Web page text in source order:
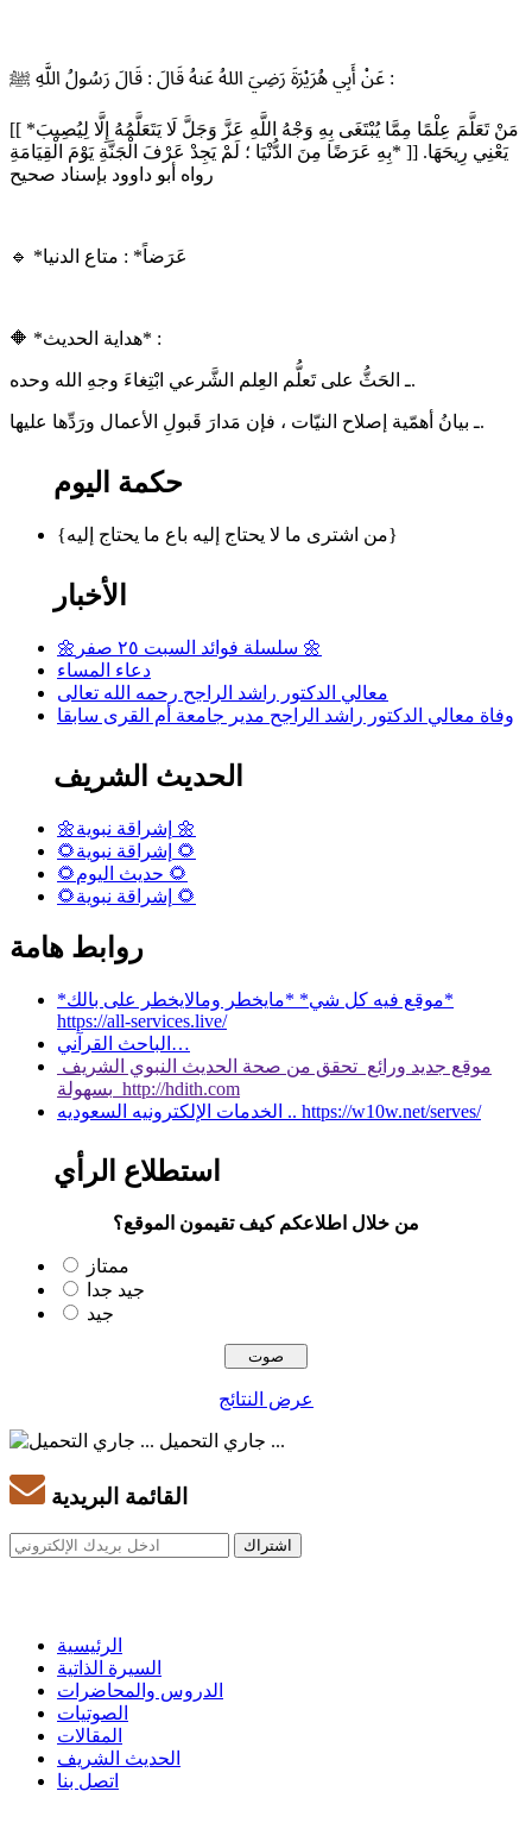
عَنْ أَبِي هُرَيْرَةَ رَضِيَ اللهُ عَنهُ قَالَ : قَالَ رَسُولُ اللَّهِ ﷺ :
[[ *مَنْ تَعَلَّمَ عِلْمًا مِمَّا يُبْتَغَى بِهِ وَجْهُ اللَّهِ عَزَّ وَجَلَّ لَا يَتَعَلَّمُهُ إِلَّا لِيُصِيبَ
بِهِ عَرَضًا مِنَ الدُّنْيَا ؛ لَمْ يَجِدْ عَرْفَ الْجَنَّةِ يَوْمَ الْقِيَامَةِ* ]] يَعْنِي رِيحَهَا.
رواه أبو داوود بإسناد صحيح
🔹 *عَرَضاً* : متاع الدنيا
🔶 *هداية الحديث* :
ـ الحَثُّ على تَعلُّم العِلم الشَّرعي ابْتِغاءَ وجهِ الله وحده.
ـ بيانُ أهمّية إصلاح النيّات ، فإن مَدارَ قَبولِ الأعمال ورَدِّها عليها.
حكمة اليوم
{من اشترى ما لا يحتاج إليه باع ما يحتاج إليه}
الأخبار
🌼سلسلة فوائد السبت ٢٥ صفر 🌼
دعاء المساء
معالي الدكتور راشد الراجح رحمه الله تعالى
وفاة معالي الدكتور راشد الراجح مدير جامعة أم القرى سابقا
الحديث الشريف
🌼إشراقة نبوية 🌼
🌻إشراقة نبوية 🌻
🌻حديث اليوم 🌻
🌻إشراقة نبوية 🌻
روابط هامة
*موقع فيه كل شي* *مايخطر ومالايخطر على بالك*
https://all-services.live/
الباحث القرآني…
موقع جديد ورائع تحقق من صحة الحديث النبوي الشريف
بسهولة http://hdith.com
الخدمات الإلكترونيه السعوديه .. https://w10w.net/serves/
استطلاع الرأي
من خلال اطلاعكم كيف تقيمون الموقع؟
ممتاز
جيد جدا
جيد
عرض النتائج
جاري التحميل ...
القائمة البريدية
الرئيسية
السيرة الذاتية
الدروس والمحاضرات
الصوتيات
المقالات
الحديث الشريف
اتصل بنا